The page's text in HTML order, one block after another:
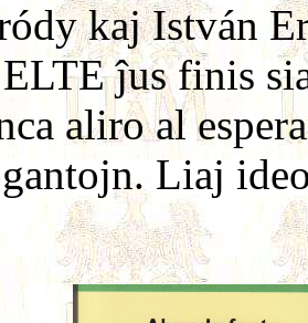
kaj István
ĵus finis
aliro al
Liaj